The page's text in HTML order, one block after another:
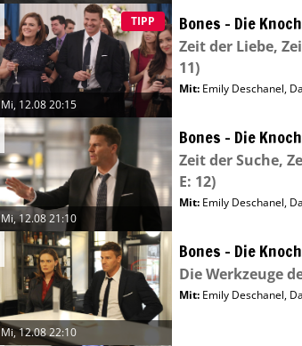
TIPP
Mi, 12.08 20:15
Bones – Die
Zeit der Liebe,
11)
Mit: Emily Deschanel,
Mi, 12.08 21:10
Bones – Die
Zeit der Suche,
E: 12)
Mit: Emily Deschanel,
Mi, 12.08 22:10
Bones – Die
Die Werkzeuge
Mit: Emily Deschanel,